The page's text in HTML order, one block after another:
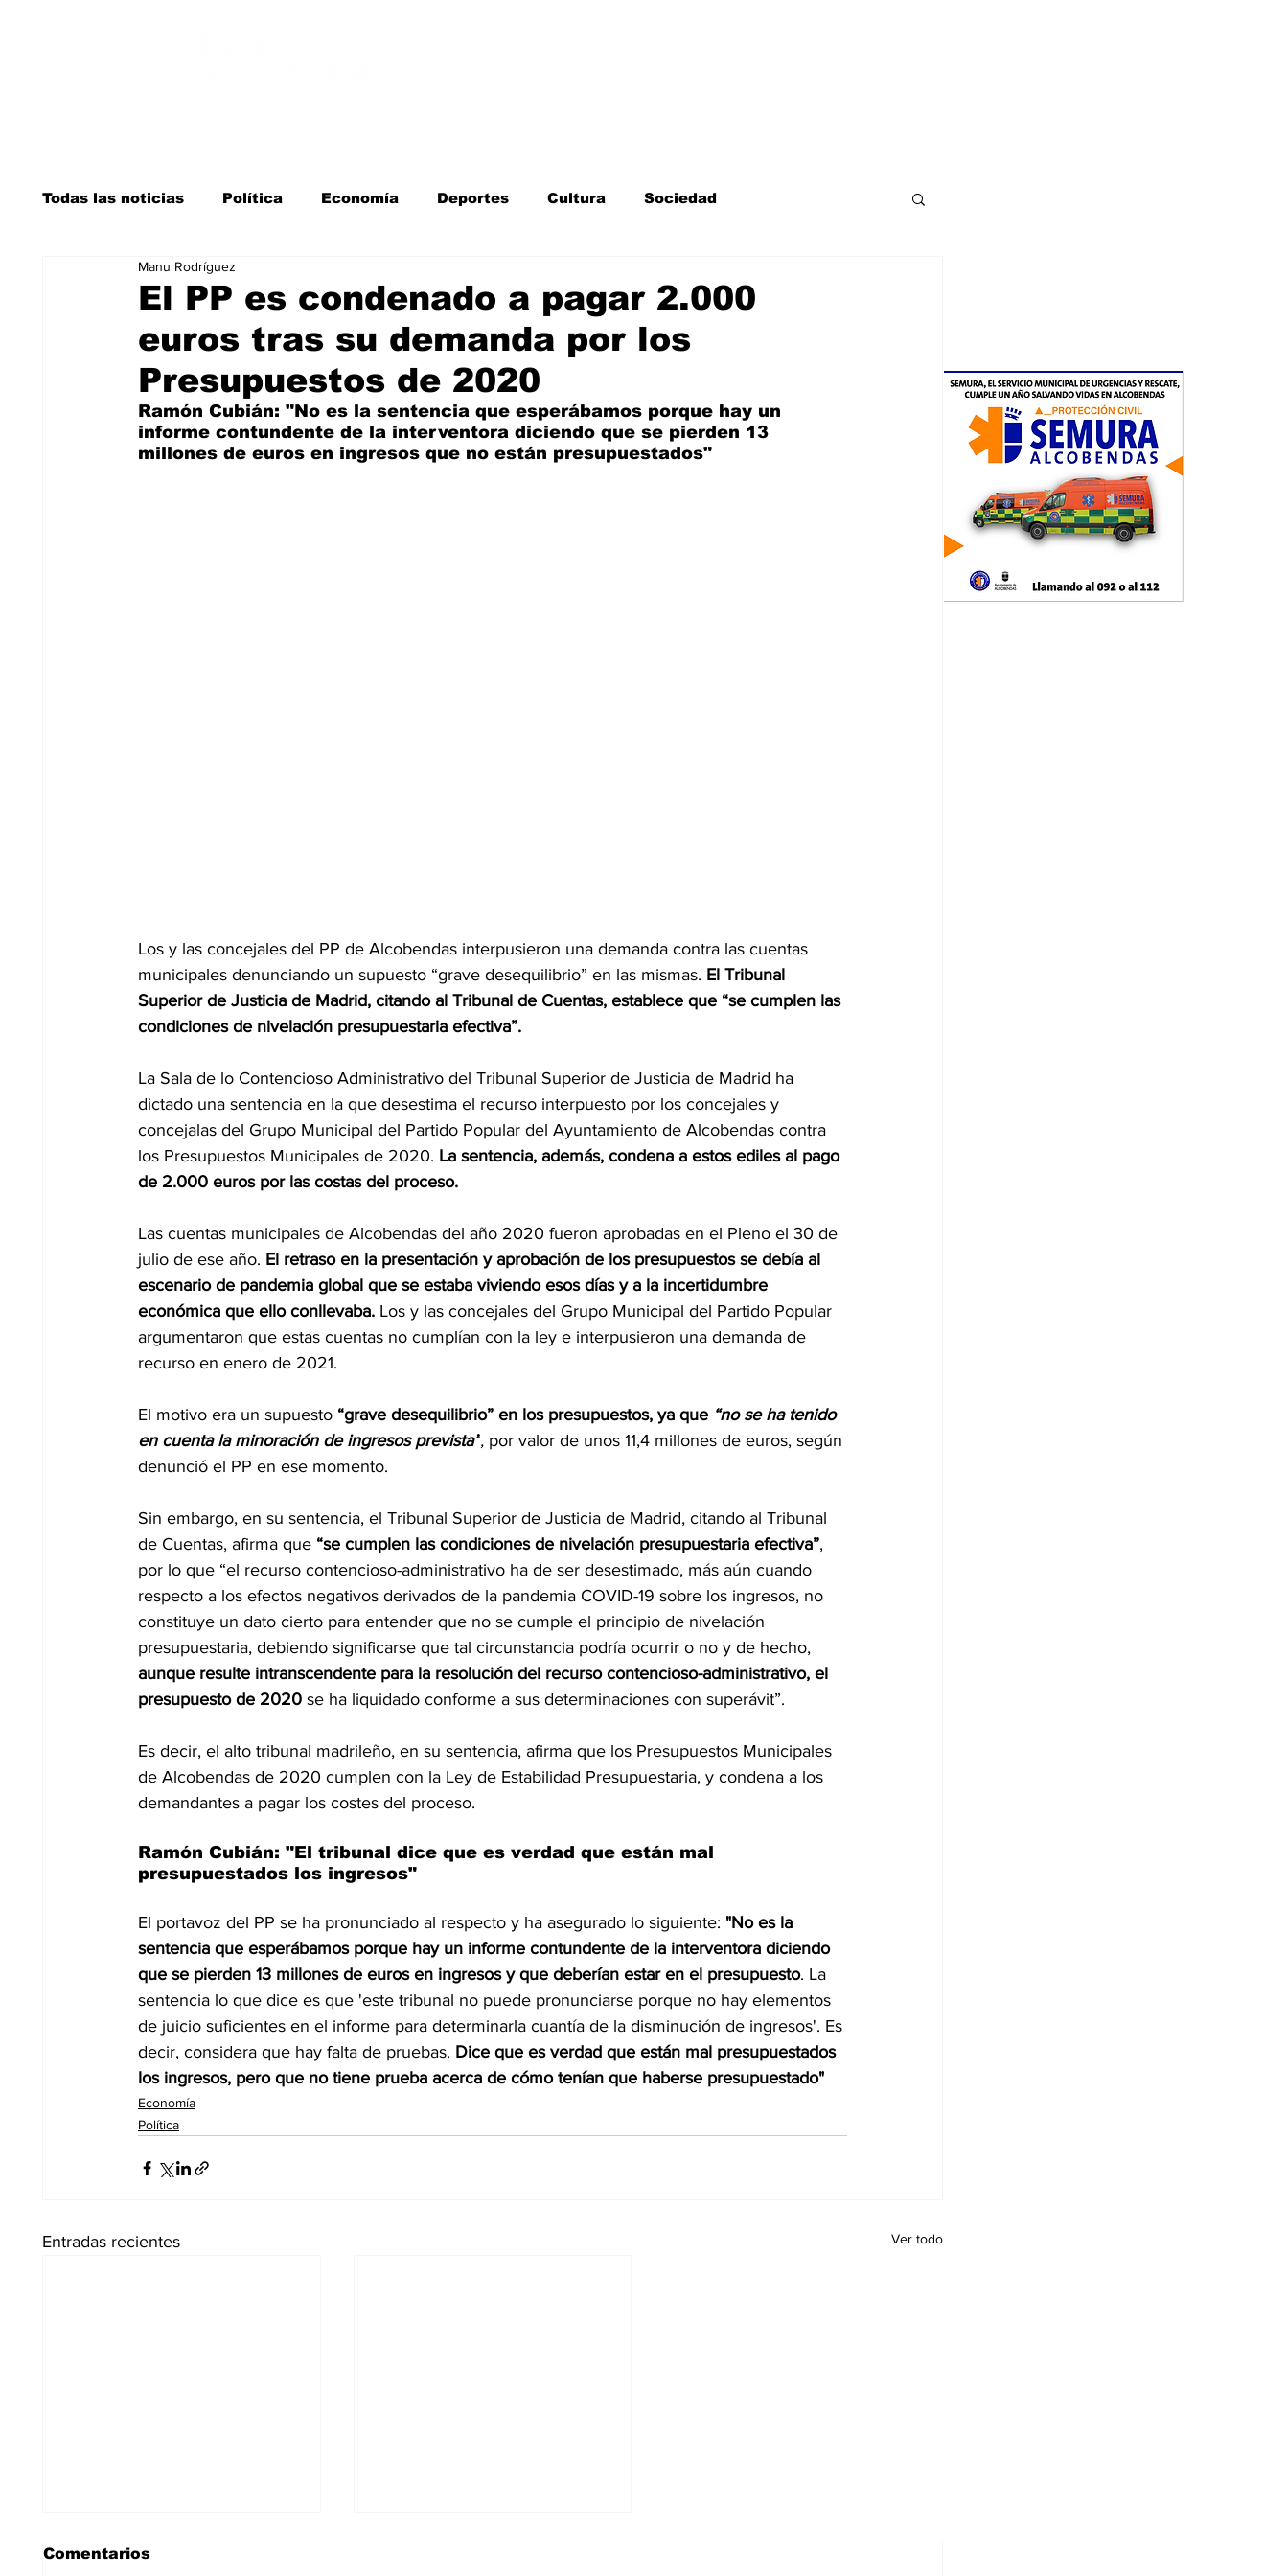
Todas las noticias Política Economía Deportes Cultura Sociedad
Salud y bienestar
La verdad detrás de la guerra Kit Digital Sucesos Fiestas Mayores
El PP es condenado a pagar 2.000
euros tras su demanda por los
Presupuestos de 2020
Manu Rodríguez
Ramón Cubián: "No es la sentencia que esperábamos porque hay un
informe contundente de la interventora diciendo que se pierden 13
millones de euros en ingresos que no están presupuestados"
Los y las concejales del PP de Alcobendas interpusieron una demanda contra las cuentas
municipales denunciando un supuesto “grave desequilibrio” en las mismas. El Tribunal
Superior de Justicia de Madrid, citando al Tribunal de Cuentas, establece que “se cumplen las
condiciones de nivelación presupuestaria efectiva”.
La Sala de lo Contencioso Administrativo del Tribunal Superior de Justicia de Madrid ha
dictado una sentencia en la que desestima el recurso interpuesto por los concejales y
concejalas del Grupo Municipal del Partido Popular del Ayuntamiento de Alcobendas contra
los Presupuestos Municipales de 2020. La sentencia, además, condena a estos ediles al pago
de 2.000 euros por las costas del proceso.
Las cuentas municipales de Alcobendas del año 2020 fueron aprobadas en el Pleno el 30 de
julio de ese año. El retraso en la presentación y aprobación de los presupuestos se debía al
escenario de pandemia global que se estaba viviendo esos días y a la incertidumbre
económica que ello conllevaba. Los y las concejales del Grupo Municipal del Partido Popular
argumentaron que estas cuentas no cumplían con la ley e interpusieron una demanda de
recurso en enero de 2021.
El motivo era un supuesto “grave desequilibrio” en los presupuestos, ya que “no se ha tenido
en cuenta la minoración de ingresos prevista”, por valor de unos 11,4 millones de euros, según
denunció el PP en ese momento.
Sin embargo, en su sentencia, el Tribunal Superior de Justicia de Madrid, citando al Tribunal
de Cuentas, afirma que “se cumplen las condiciones de nivelación presupuestaria efectiva”,
por lo que “el recurso contencioso-administrativo ha de ser desestimado, más aún cuando
respecto a los efectos negativos derivados de la pandemia COVID-19 sobre los ingresos, no
constituye un dato cierto para entender que no se cumple el principio de nivelación
presupuestaria, debiendo significarse que tal circunstancia podría ocurrir o no y de hecho,
aunque resulte intranscendente para la resolución del recurso contencioso-administrativo, el
presupuesto de 2020 se ha liquidado conforme a sus determinaciones con superávit”.
Es decir, el alto tribunal madrileño, en su sentencia, afirma que los Presupuestos Municipales
de Alcobendas de 2020 cumplen con la Ley de Estabilidad Presupuestaria, y condena a los
demandantes a pagar los costes del proceso.
Ramón Cubián: "El tribunal dice que es verdad que están mal
presupuestados los ingresos"
El portavoz del PP se ha pronunciado al respecto y ha asegurado lo siguiente: "No es la
sentencia que esperábamos porque hay un informe contundente de la interventora diciendo
que se pierden 13 millones de euros en ingresos y que deberían estar en el presupuesto. La
sentencia lo que dice es que 'este tribunal no puede pronunciarse porque no hay elementos
de juicio suficientes en el informe para determinarla cuantía de la disminución de ingresos'. Es
decir, considera que hay falta de pruebas. Dice que es verdad que están mal presupuestados
los ingresos, pero que no tiene prueba acerca de cómo tenían que haberse presupuestado"
Economía
Política
Entradas recientes Ver todo
Comentarios